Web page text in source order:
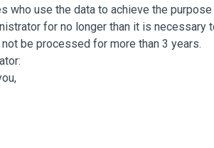
who use the data to achieve the
for no longer than it is
be processed for more than 3 years.